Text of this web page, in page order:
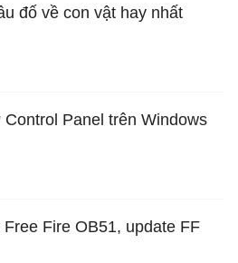
đố về con vật hay nhất
Control Panel trên Windows
Free Fire OB51, update FF